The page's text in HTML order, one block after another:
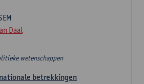
Daal
wetenschappen
betrekkingen